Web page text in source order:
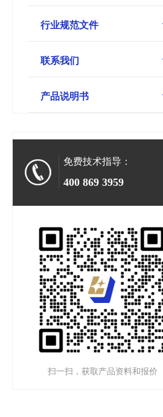
行业规范文件
联系我们
产品说明书
免费技术指导：
400 869 3959
扫一扫，获取产品资料和报价